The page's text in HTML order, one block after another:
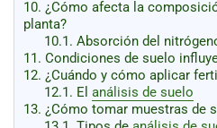
10. ¿Cómo afecta la
planta?
10.1. Absorción del
11. Condiciones de suelo
12. ¿Cuándo y cómo aplicar
12.1. El análisis de suelo
13. ¿Cómo tomar muestras de